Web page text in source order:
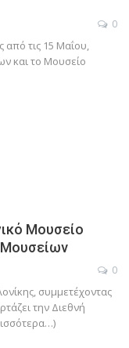
0
από τις 15 Μαΐου,
και το Μουσείο
Μουσείο
Μουσείων
0
συμμετέχοντας
την Διεθνή